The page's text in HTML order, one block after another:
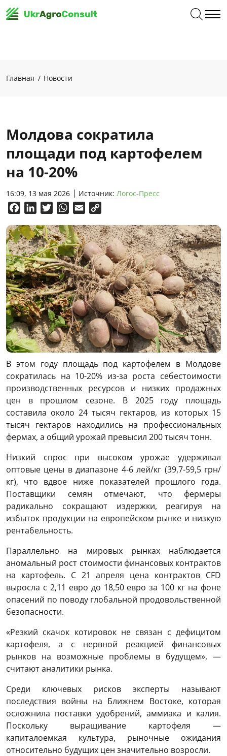
Главная Новости
Молдова сократила
площади под картофелем
на 10-20%
16:09, 13 мая 2026 Источник: Логос-Пресс
FacebookLinkedInTwitterWhatsApp
Email
В этом году площадь под картофелем в Молдове
сократилась на 10-20% из-за роста себестоимости
производственных ресурсов и низких продажных
цен в прошлом сезоне. В 2025 году площадь
составила около 24 тысяч гектаров, из которых 15
тысяч гектаров находились на профессиональных
фермах, а общий урожай превысил 200 тысяч тонн.
Низкий спрос при высоком урожае удерживал
оптовые цены в диапазоне 4-6 лей/кг (39,7-59,5 грн/
кг), что вдвое ниже показателей прошлого года.
Поставщики семян отмечают, что фермеры
радикально сокращают издержки, реагируя на
избыток продукции на европейском рынке и низкую
рентабельность.
Параллельно на мировых рынках наблюдается
аномальный рост стоимости финансовых контрактов
на картофель. С 21 апреля цена контрактов CFD
выросла с 2,11 евро до 18,50 евро за 100 кг на фоне
опасений по поводу глобальной продовольственной
безопасности.
«Резкий скачок котировок не связан с дефицитом
картофеля, а с нервной реакцией финансовых
рынков на возможные проблемы в будущем», —
считают аналитики рынка.
Среди ключевых рисков эксперты называют
последствия войны на Ближнем Востоке, которая
осложнила поставки удобрений, аммиака и калия.
Поскольку выращивание картофеля —
капиталоемкая культура, рыночные ожидания
относительно будущих цен значительно возросли.